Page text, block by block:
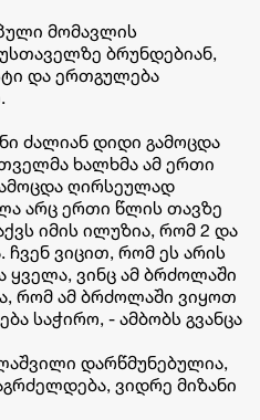
მომავლის
ბრუნდებიან,
და ერთგულება
ძალიან დიდი გამოცდა
ხალხმა ამ ერთი
ღირსეულად
არც ერთი წლის თავზე
იმის ილუზია, რომ 2 და
ჩვენ ვიცით, რომ ეს არის
ვინც ამ ბრძოლაში
რომ ამ ბრძოლაში ვიყოთ
საჭირო, - ამბობს გვანცა
დარწმუნებულია,
ვიდრე მიზანი